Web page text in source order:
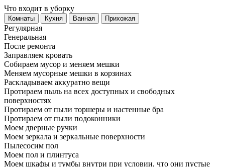
Что входит в уборку
Регу­лярная
Гене­ральная
После ремонта
Заправляем кровать
Собираем мусор и меняем мешки
Меняем мусорные мешки в корзинах
Раскладываем аккуратно вещи
Протираем пыль на всех доступных и свободных
поверхностях
Протираем от пыли торшеры и настенные бра
Протираем от пыли подоконники
Моем дверные ручки
Моем зеркала и зеркальные поверхности
Пылесосим пол
Моем пол и плинтуса
Моем шкафы и тумбы внутри при условии, что они пустые